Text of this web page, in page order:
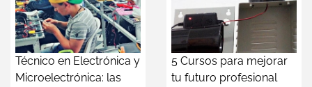
Técnico en Electrónica y
Microelectrónica: las
5 Cursos para mejorar
tu futuro profesional